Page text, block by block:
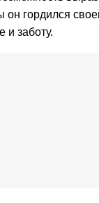
он гордился
и заботу.